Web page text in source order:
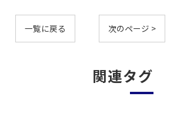
一覧に戻る 次のページ >
関連タグ